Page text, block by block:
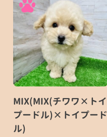
MIX(MIX(チワワ×トイ
プードル)×トイプード
ル)